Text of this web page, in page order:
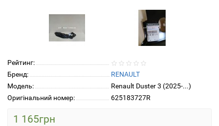
Рейтинг:
Бренд:
RENAULT
Модель:
Renault Duster 3 (2025-...)
Оригінальний номер:
625183727R
1 165грн